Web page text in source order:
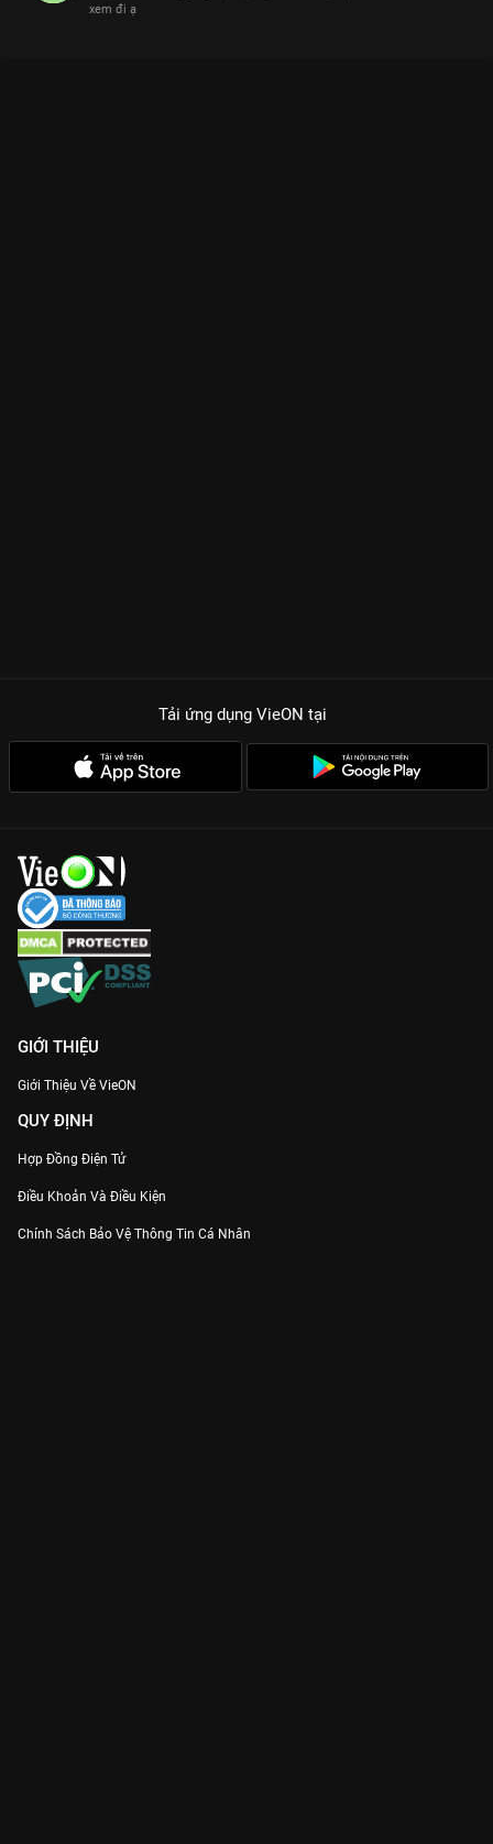
xem đi ạ
Tải ứng dụng VieON tại
GIỚI THIỆU
Giới Thiệu Về VieON
QUY ĐỊNH
Hợp Đồng Điện Tử
Điều Khoản Và Điều Kiện
Chính Sách Bảo Vệ Thông Tin Cá Nhân